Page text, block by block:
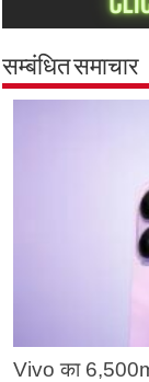
सम्बंधित समाचार
Vivo का